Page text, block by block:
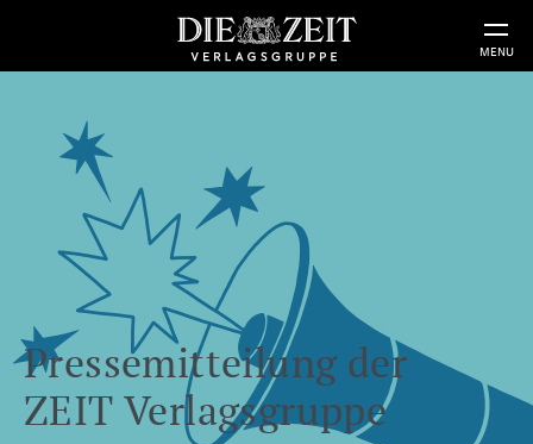
MENU
Pressemitteilung der
ZEIT Verlagsgruppe